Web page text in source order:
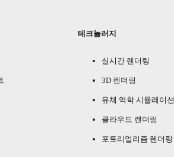
테크놀러지
실시간 렌더링
3D 렌더링
유체 역학 시뮬레이션
클라우드 렌더링
포토리얼리즘 렌더링